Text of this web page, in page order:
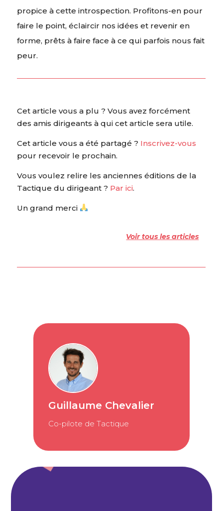
propice à cette introspection. Profitons-en pour
faire le point, éclaircir nos idées et revenir en
forme, prêts à faire face à ce qui parfois nous fait
peur.
Cet article vous a plu ? Vous avez forcément
des amis dirigeants à qui cet article sera utile.
Cet article vous a été partagé ? Inscrivez-vous
pour recevoir le prochain.
Vous voulez relire les anciennes éditions de la
Tactique du dirigeant ? Par ici.
Un grand merci
Voir tous les articles
Guillaume Chevalier
Co-pilote de Tactique